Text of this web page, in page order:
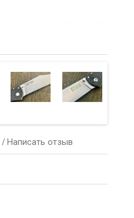
/Написать отзыв